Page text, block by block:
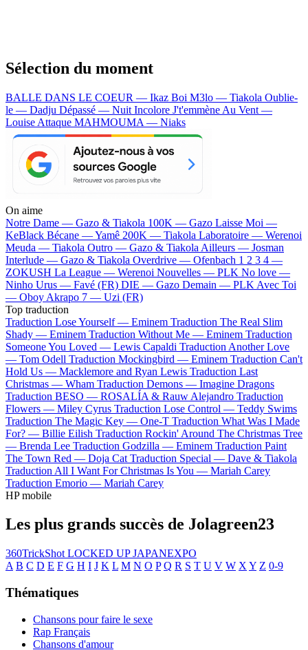
Sélection du moment
BALLE DANS LE COEUR — Ikaz Boi M3lo — Tiakola Oublie-
le — Dadju Dépassé — Nuit Incolore J't'emmène Au Vent —
Louise Attaque MAHMOUMA — Niaks
On aime
Notre Dame — Gazo & Tiakola 100K — Gazo Laisse Moi —
KeBlack Bécane —Yamê 200K — Tiakola Laboratoire — Werenoi
Meuda — Tiakola Outro — Gazo & Tiakola Ailleurs — Josman
Interlude — Gazo & Tiakola Overdrive — Ofenbach 1 2 3 4 —
ZOKUSH La League — Werenoi Nouvelles — PLK No love —
Ninho Urus — Favé (FR) DIE — Gazo Demain — PLK Avec Toi
— Oboy Akrapo 7 — Uzi (FR)
Top traduction
Traduction Lose Yourself — Eminem Traduction The Real Slim
Shady — Eminem Traduction Without Me — Eminem Traduction
Someone You Loved — Lewis Capaldi Traduction Another Love
— Tom Odell Traduction Mockingbird — Eminem Traduction Can't
Hold Us — Macklemore and Ryan Lewis Traduction Last
Christmas — Wham Traduction Demons — Imagine Dragons
Traduction BESO — ROSALÍA & Rauw Alejandro Traduction
Flowers — Miley Cyrus Traduction Lose Control — Teddy Swims
Traduction The Magic Key — One-T Traduction What Was I Made
For? — Billie Eilish Traduction Rockin' Around The Christmas Tree
— Brenda Lee Traduction Godzilla — Eminem Traduction Paint
The Town Red — Doja Cat Traduction Special — Dave & Tiakola
Traduction All I Want For Christmas Is You — Mariah Carey
Traduction Emorio — Mariah Carey
HP mobile
Les plus grands succès de Jolagreen23
360TrickShot LOCKED UPJAPANEXPO
A B C D E F G H I J K L M N O P Q R S T U V W X Y Z 0-9
Thématiques
Chansons pour faire le sexe
Rap Français
Chansons d'amour